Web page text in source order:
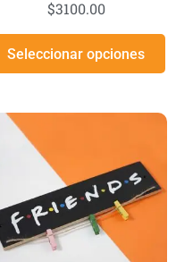
$3100.00
Seleccionar opciones